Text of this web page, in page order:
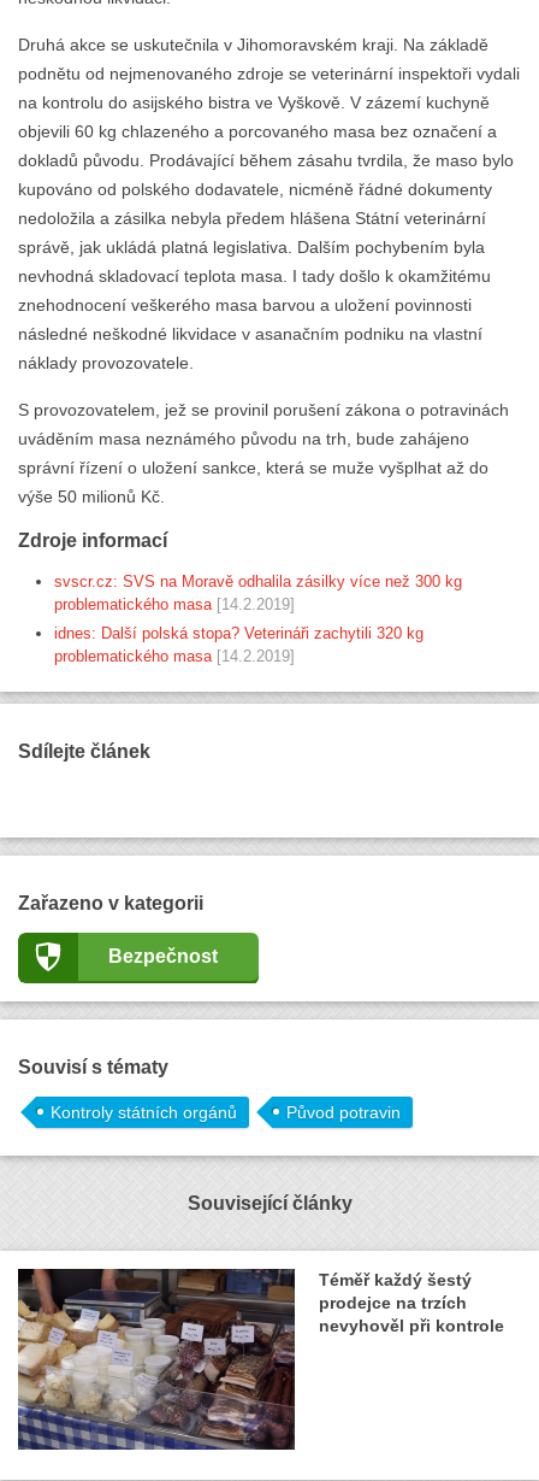
Druhá akce se uskutečnila v Jihomoravském kraji. Na základě
podnětu od nejmenovaného zdroje se veterinární inspektoři vydali
na kontrolu do asijského bistra ve Vyškově. V zázemí kuchyně
objevili 60 kg chlazeného a porcovaného masa bez označení a
dokladů původu. Prodávající během zásahu tvrdila, že maso bylo
kupováno od polského dodavatele, nicméně řádné dokumenty
nedoložila a zásilka nebyla předem hlášena Státní veterinární
správě, jak ukládá platná legislativa. Dalším pochybením byla
nevhodná skladovací teplota masa. I tady došlo k okamžitému
znehodnocení veškerého masa barvou a uložení povinnosti
následné neškodné likvidace v asanačním podniku na vlastní
náklady provozovatele.
S provozovatelem, jež se provinil porušení zákona o potravinách
uváděním masa neznámého původu na trh, bude zahájeno
správní řízení o uložení sankce, která se muže vyšplhat až do
výše 50 milionů Kč.
Zdroje informací
svscr.cz: SVS na Moravě odhalila zásilky více než 300 kg
problematického masa [14.2.2019]
idnes: Další polská stopa? Veterináři zachytili 320 kg
problematického masa [14.2.2019]
Sdílejte článek
Zařazeno v kategorii
Bezpečnost
Souvisí s tématy
Kontroly státních orgánů Původ potravin
Související články
Téměř každý šestý
prodejce na trzích
nevyhověl při kontrole